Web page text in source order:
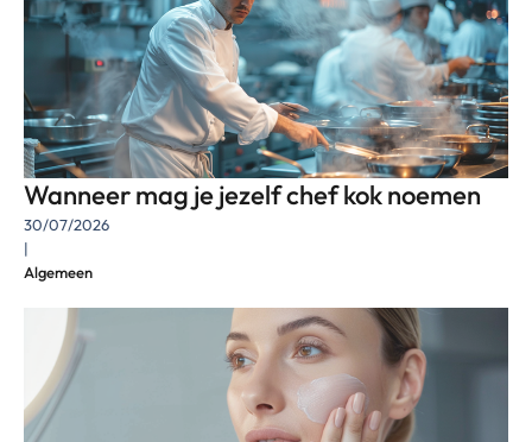
Wanneer mag je jezelf chef kok noemen
30/07/2026
|
Algemeen